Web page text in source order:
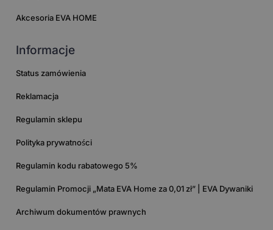
Akcesoria EVA HOME
Informacje
Status zamówienia
Reklamacja
Regulamin sklepu
Polityka prywatności
Regulamin kodu rabatowego 5%
Regulamin Promocji „Mata EVA Home za 0,01 zł” | EVA Dywaniki
Archiwum dokumentów prawnych